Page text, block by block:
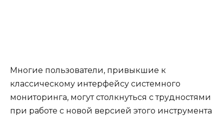
Многие пользователи, привыкшие к
классическому интерфейсу системного
мониторинга, могут столкнуться с трудностями
при работе с новой версией этого инструмента